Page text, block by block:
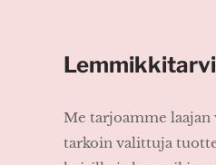
Me tarjoamme laajan
tarkoin valittuja